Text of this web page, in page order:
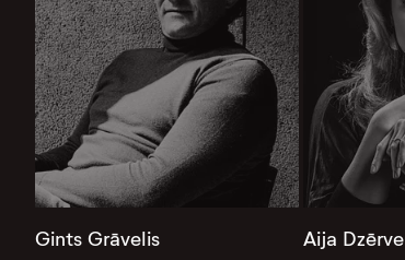
Gints Grāvelis Aija Dzērve